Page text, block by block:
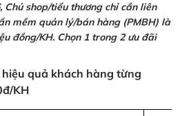
Chủ shop/tiểu thương chỉ cần liên
mềm quản lý/bán hàng (PMBH) là
đồng/KH. Chọn 1 trong 2 ưu đãi
quả khách hàng từng
KH